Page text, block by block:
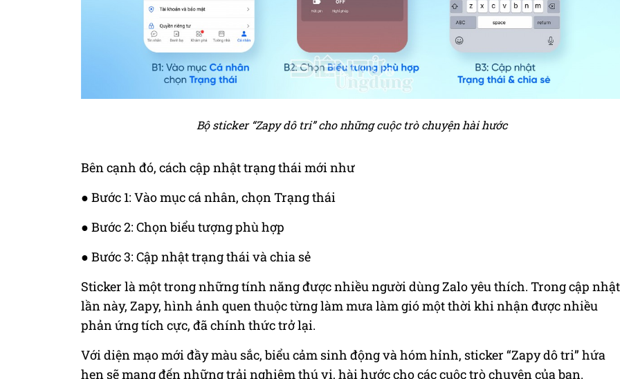
Bộ sticker “Zapy dô tri” cho những cuộc trò chuyện hài hước
Bên cạnh đó, cách cập nhật trạng thái mới như
● Bước 1: Vào mục cá nhân, chọn Trạng thái
● Bước 2: Chọn biểu tượng phù hợp
● Bước 3: Cập nhật trạng thái và chia sẻ
Sticker là một trong những tính năng được nhiều người dùng Zalo yêu thích. Trong cập nhật
lần này, Zapy, hình ảnh quen thuộc từng làm mưa làm gió một thời khi nhận được nhiều
phản ứng tích cực, đã chính thức trở lại.
Với diện mạo mới đầy màu sắc, biểu cảm sinh động và hóm hỉnh, sticker “Zapy dô tri” hứa
hẹn sẽ mang đến những trải nghiệm thú vị, hài hước cho các cuộc trò chuyện của bạn.